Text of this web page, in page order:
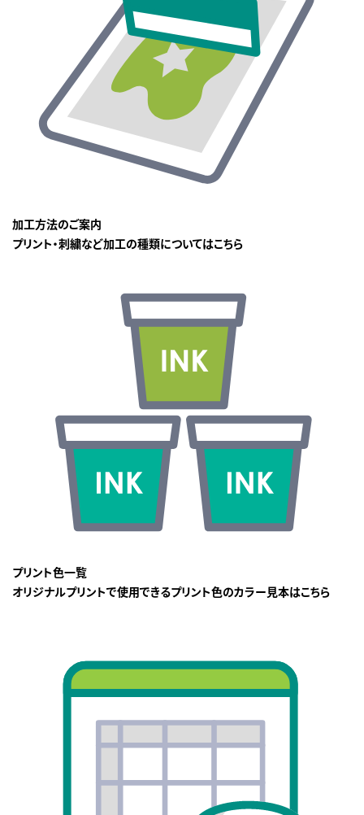
加工方法のご案内
プリント・刺繍など加工の種類についてはこちら
プリント色一覧
オリジナルプリントで使用できるプリント色のカラー見本はこちら